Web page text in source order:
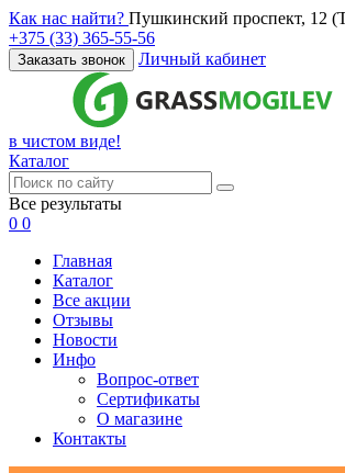
Как нас найти? Пушкинский проспект, 12
+375 (33) 365-55-56
Заказать звонок Личный кабинет
в чистом виде!
Каталог
Все результаты
0 0
Главная
Каталог
Все акции
Отзывы
Новости
Инфо
Вопрос-ответ
Сертификаты
О магазине
Контакты